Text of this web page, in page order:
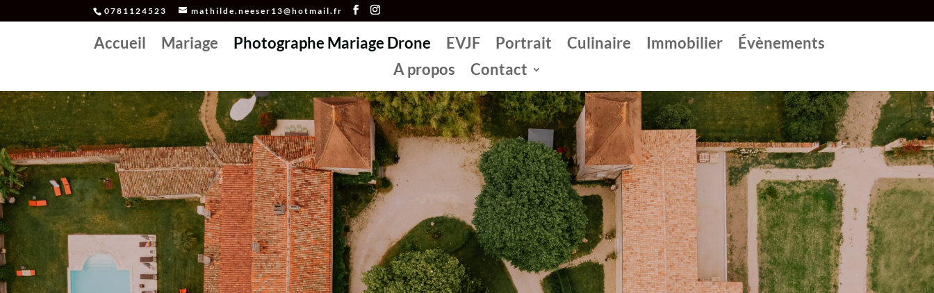
0781124523 mathilde.neeser13@hotmail.fr
Accueil Mariage Photographe Mariage Drone EVJF Portrait Culinaire Immobilier
Évènements
A propos
Contact